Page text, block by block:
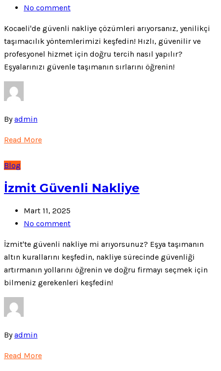
No comment
Kocaeli'de güvenli nakliye çözümleri arıyorsanız, yenilikçi
taşımacılık yöntemlerimizi keşfedin! Hızlı, güvenilir ve
profesyonel hizmet için doğru tercih nasıl yapılır?
Eşyalarınızı güvenle taşımanın sırlarını öğrenin!
Byadmin
Read More
Blog
İzmit Güvenli Nakliye
Mart 11, 2025
No comment
İzmit'te güvenli nakliye mi arıyorsunuz? Eşya taşımanın
altın kurallarını keşfedin, nakliye sürecinde güvenliği
artırmanın yollarını öğrenin ve doğru firmayı seçmek için
bilmeniz gerekenleri keşfedin!
Byadmin
Read More